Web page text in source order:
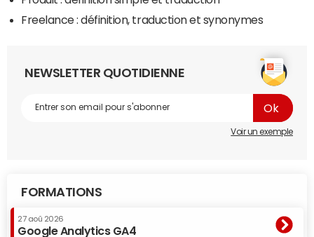
Freelance : définition, traduction et synonymes
NEWSLETTER QUOTIDIENNE
Voir un exemple
FORMATIONS
27 aoû 2026
Google Analytics GA4